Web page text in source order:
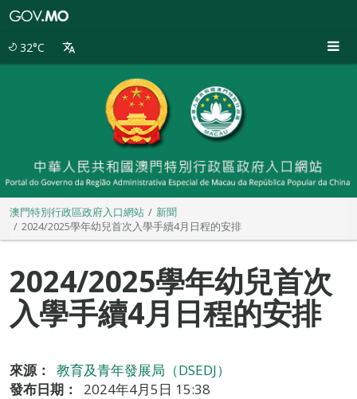
32°C
澳門特別行政區政府入口網站
新聞
2024/2025學年幼兒首次入學手續4月日程的安排
2024/2025學年幼兒首次
入學手續4月日程的安排
來源：
教育及青年發展局（DSEDJ）
發布日期：
2024年4月5日 15:38